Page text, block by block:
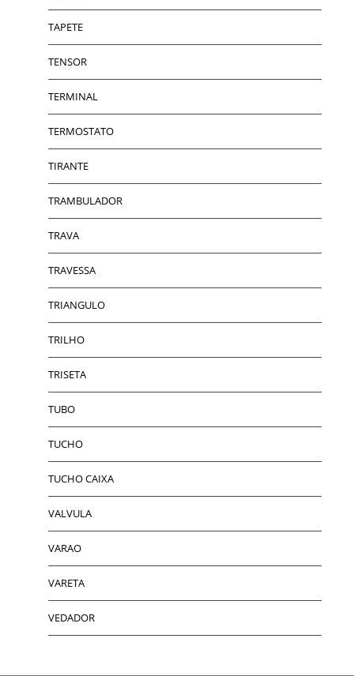
TAPETE
TENSOR
TERMINAL
TERMOSTATO
TIRANTE
TRAMBULADOR
TRAVA
TRAVESSA
TRIANGULO
TRILHO
TRISETA
TUBO
TUCHO
TUCHO CAIXA
VALVULA
VARAO
VARETA
VEDADOR